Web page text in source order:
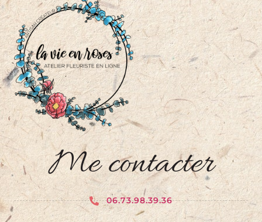
Me contacter
06.73.98.39.36